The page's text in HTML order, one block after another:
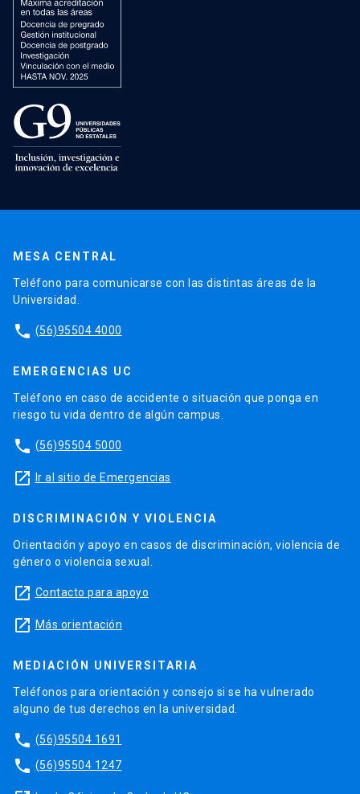
MESA CENTRAL
Teléfono para comunicarse con las distintas áreas de la
Universidad.
phone (56)95504 4000
EMERGENCIAS UC
Teléfono en caso de accidente o situación que ponga en
riesgo tu vida dentro de algún campus.
phone (56)95504 5000
launch Ir al sitio de Emergencias
DISCRIMINACIÓN Y VIOLENCIA
Orientación y apoyo en casos de discriminación, violencia de
género o violencia sexual.
launch Contacto para apoyo
launch Más orientación
MEDIACIÓN UNIVERSITARIA
Teléfonos para orientación y consejo si se ha vulnerado
alguno de tus derechos en la universidad.
phone (56)95504 1691
phone (56)95504 1247